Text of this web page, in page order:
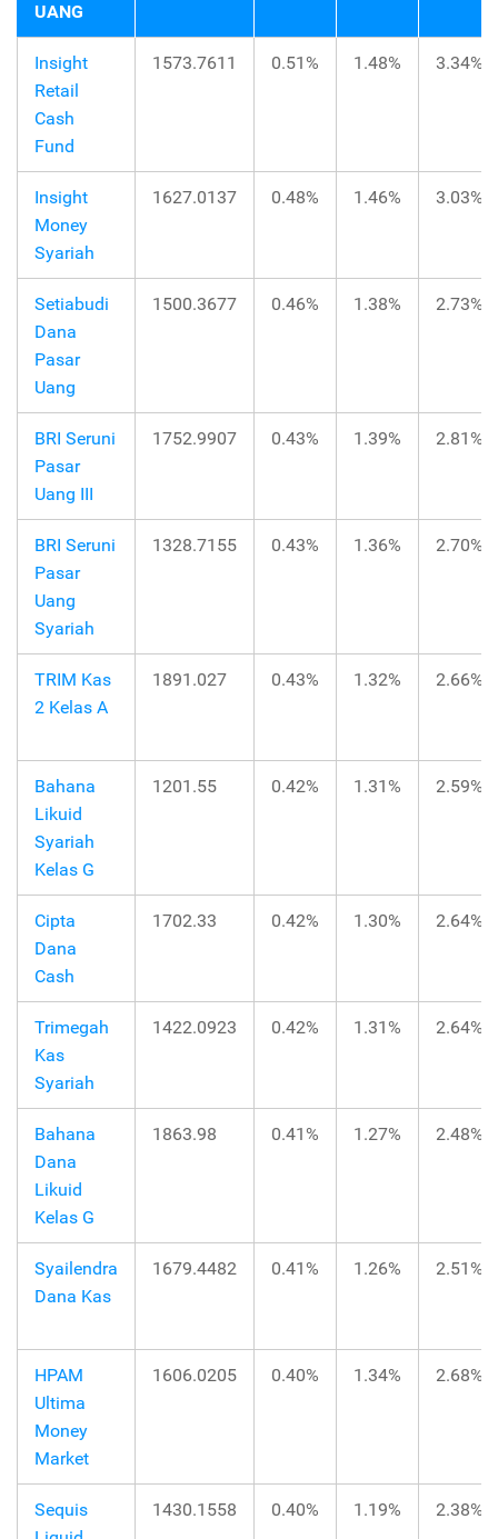
UANG
Insight
Retail
Cash
Fund
1573.7611 0.51% 1.48% 3.34%
Insight
Money
Syariah
1627.0137 0.48% 1.46% 3.03%
Setiabudi
Dana
Pasar
Uang
1500.3677 0.46% 1.38% 2.73%
BRI Seruni
Pasar
Uang III
1752.9907 0.43% 1.39% 2.81%
BRI Seruni
Pasar
Uang
Syariah
1328.7155 0.43% 1.36% 2.70%
TRIM Kas
2 Kelas A
1891.027 0.43% 1.32% 2.66%
Bahana
Likuid
Syariah
Kelas G
1201.55 0.42% 1.31% 2.59%
Cipta
Dana
Cash
1702.33 0.42% 1.30% 2.64%
Trimegah
Kas
Syariah
1422.0923 0.42% 1.31% 2.64%
Bahana
Dana
Likuid
Kelas G
1863.98 0.41% 1.27% 2.48%
Syailendra
Dana Kas
1679.4482 0.41% 1.26% 2.51%
HPAM
Ultima
Money
Market
1606.0205 0.40% 1.34% 2.68%
Sequis
1430.1558 0.40% 1.19% 2.38%